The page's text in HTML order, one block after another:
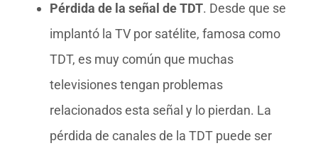
Pérdida de la señal de TDT. Desde que se
implantó la TV por satélite, famosa como
TDT, es muy común que muchas
televisiones tengan problemas
relacionados esta señal y lo pierdan. La
pérdida de canales de la TDT puede ser